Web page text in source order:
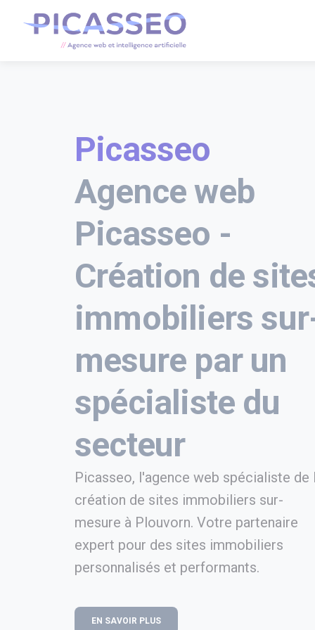
Picasseo
Agence web
Picasseo -
Création de
immobiliers
mesure par un
spécialiste du
secteur
Picasseo, l'agence web spécialiste de
création de sites immobiliers sur-
mesure à Plouvorn. Votre partenaire
expert pour des sites immobiliers
personnalisés et performants.
EN SAVOIR PLUS